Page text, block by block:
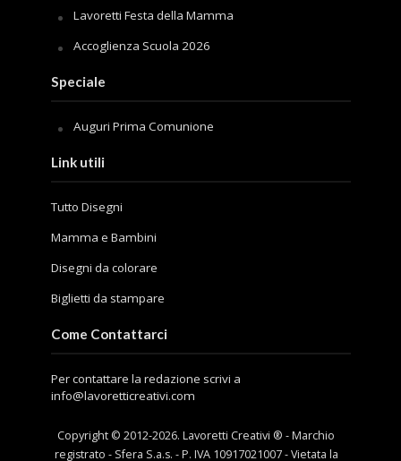
Lavoretti Festa della Mamma
Accoglienza Scuola 2026
Speciale
Auguri Prima Comunione
Link utili
Tutto Disegni
Mamma e Bambini
Disegni da colorare
Biglietti da stampare
Come Contattarci
Per contattare la redazione scrivi a
info@lavoretticreativi.com
Copyright © 2012-2026. Lavoretti Creativi ® - Marchio
registrato - Sfera S.a.s. - P. IVA 10917021007 - Vietata la